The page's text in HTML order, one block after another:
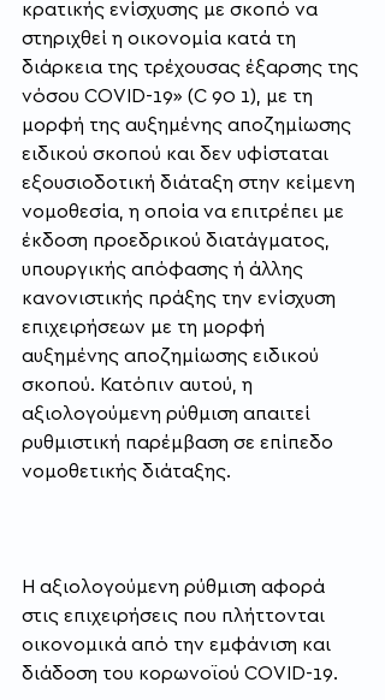
κρατικής ενίσχυσης με σκοπό να
στηριχθεί η οικονομία κατά τη
διάρκεια της τρέχουσας έξαρσης της
νόσου COVID-19» (C 90 1), με τη
μορφή της αυξημένης αποζημίωσης
ειδικού σκοπού και δεν υφίσταται
εξουσιοδοτική διάταξη στην κείμενη
νομοθεσία, η οποία να επιτρέπει με
έκδοση προεδρικού διατάγματος,
υπουργικής απόφασης ή άλλης
κανονιστικής πράξης την ενίσχυση
επιχειρήσεων με τη μορφή
αυξημένης αποζημίωσης ειδικού
σκοπού. Κατόπιν αυτού, η
αξιολογούμενη ρύθμιση απαιτεί
ρυθμιστική παρέμβαση σε επίπεδο
νομοθετικής διάταξης.
Η αξιολογούμενη ρύθμιση αφορά
στις επιχειρήσεις που πλήττονται
οικονομικά από την εμφάνιση και
διάδοση του κορωνοϊού COVID-19.